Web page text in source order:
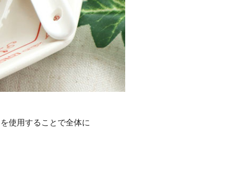
使用することで全体に